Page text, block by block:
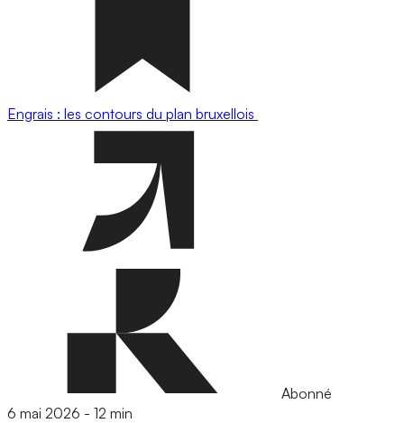
Engrais : les contours du plan bruxellois
Abonné
6 mai 2026 - 12 min